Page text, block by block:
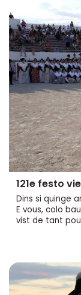
121e festo
Dins si quinge
E vous, colo
vist de tant